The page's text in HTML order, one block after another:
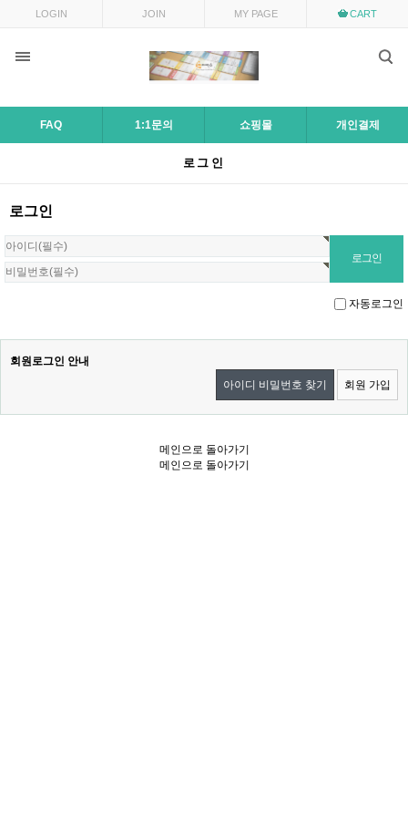
LOGIN JOIN MY PAGE CART
FAQ 1:1문의 쇼핑몰 개인결제
로그인
로그인
자동로그인
회원로그인 안내
아이디 비밀번호 찾기
회원 가입
메인으로 돌아가기
메인으로 돌아가기